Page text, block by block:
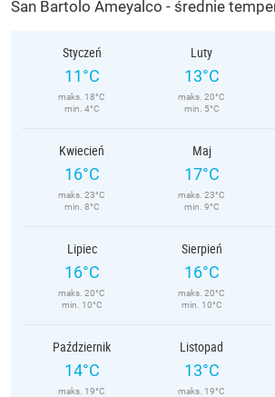
San Bartolo Ameyalco - średnie
Styczeń
11°C
maks. 18°C
min. 4°C
Luty
13°C
maks. 20°C
min. 5°C
Kwiecień
16°C
maks. 23°C
min. 8°C
Maj
17°C
maks. 23°C
min. 9°C
Lipiec
16°C
maks. 20°C
min. 10°C
Sierpień
16°C
maks. 20°C
min. 10°C
Październik
14°C
maks. 19°C
Listopad
13°C
maks. 19°C